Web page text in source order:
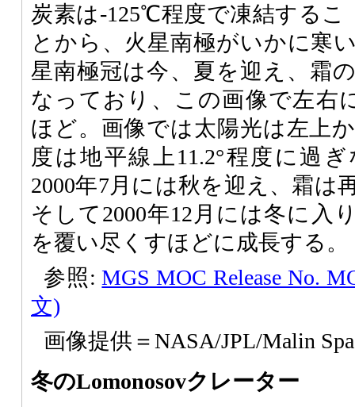
炭素は-125℃程度で凍結するこ
とから、火星南極がいかに寒
星南極冠は今、夏を迎え、霜
なっており、この画像で左右
ほど。画像では太陽光は左上
度は地平線上11.2°程度に過
2000年7月には秋を迎え、霜は
そして2000年12月には冬に入
を覆い尽くすほどに成長する。
参照:MGS MOC Release No.
文)
画像提供＝NASA/JPL/Malin
冬のLomonosovクレーター